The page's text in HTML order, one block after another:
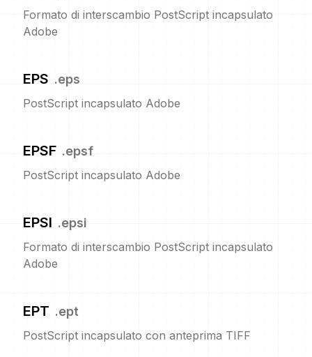
Formato di interscambio PostScript incapsulato
Adobe
EPS .eps
PostScript incapsulato Adobe
EPSF .epsf
PostScript incapsulato Adobe
EPSI .epsi
Formato di interscambio PostScript incapsulato
Adobe
EPT .ept
PostScript incapsulato con anteprima TIFF